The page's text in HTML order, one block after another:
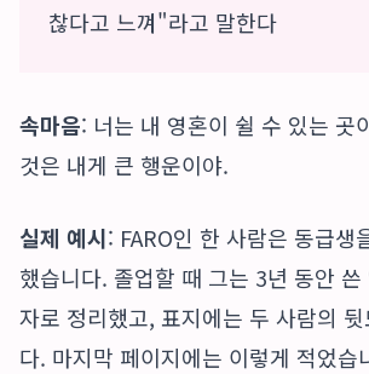
찮다고 느껴"라고 말한다
속마음: 너는 내 영혼이 쉴 수 있는 곳
것은 내게 큰 행운이야.
실제 예시: FARO인 한 사람은 동급생
했습니다. 졸업할 때 그는 3년 동안 쓴
자로 정리했고, 표지에는 두 사람의
다. 마지막 페이지에는 이렇게 적었